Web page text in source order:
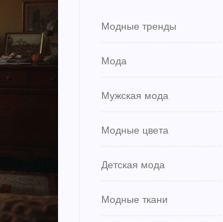
Модные тренды
Мода
Мужская мода
Модные цвета
Детская мода
Модные ткани